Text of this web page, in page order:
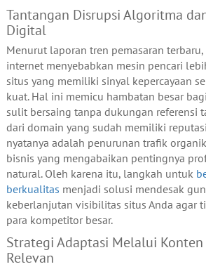
Tantangan Disrupsi Algoritma
Digital
Menurut laporan tren pemasaran
internet menyebabkan mesin pencari
situs yang memiliki sinyal kepercayaan
kuat. Hal ini memicu hambatan besar
sulit bersaing tanpa dukungan referensi
dari domain yang sudah memiliki
nyatanya adalah penurunan trafik
bisnis yang mengabaikan pentingnya
natural. Oleh karena itu, langkah untuk
berkualitas menjadi solusi mendesak
keberlanjutan visibilitas situs Anda agar
para kompetitor besar.
Strategi Adaptasi Melalui
Relevan